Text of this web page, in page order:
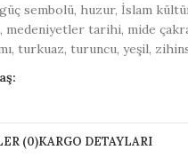
güç sembolü, huzur, İslam
, medeniyetler tarihi, mide
, turkuaz, turuncu, yeşil,
(0)KARGO DETAYLARI